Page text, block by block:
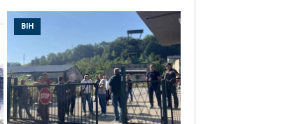
BIH